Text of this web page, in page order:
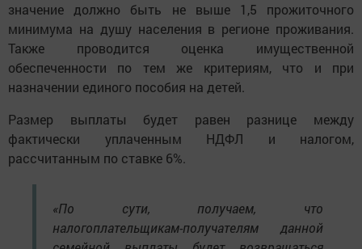
значение должно быть не выше 1,5 прожиточного
минимума на душу населения в регионе проживания.
Также проводится оценка имущественной
обеспеченности по тем же критериям, что и при
назначении единого пособия на детей.
Размер выплаты будет равен разнице между
фактически уплаченным НДФЛ и налогом,
рассчитанным по ставке 6%.
«По сути, получаем, что
налогоплательщикам-получателям данной